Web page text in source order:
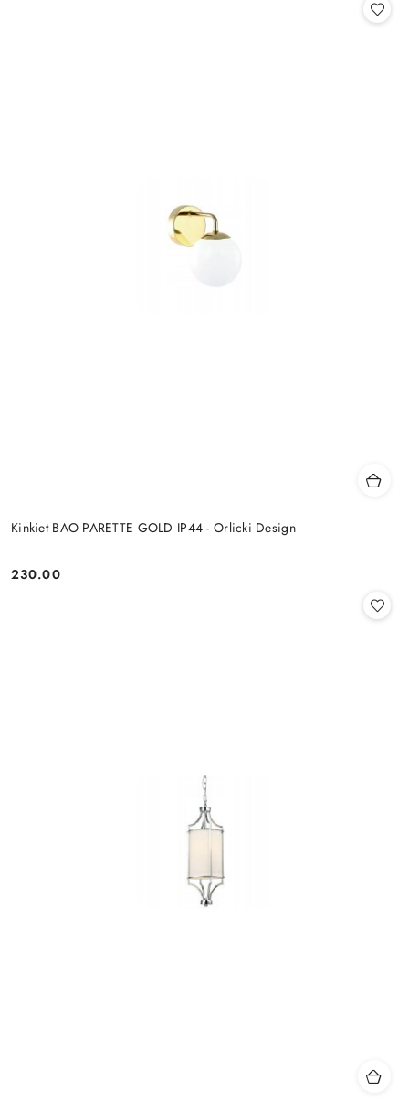
Kinkiet BAO PARETTE GOLD IP44 - Orlicki Design
Cena:
230.00